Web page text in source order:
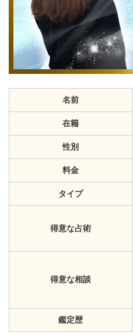
名前
在籍
性別
料金
タイプ
得意な占術
得意な相談
鑑定歴